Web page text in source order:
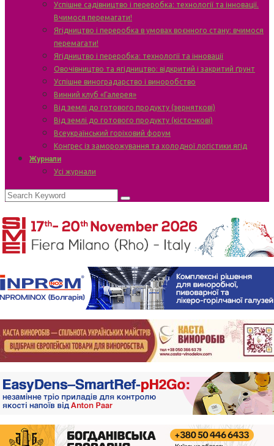
Успішне садівництво і переробка: технології та інновації.
Вчимося перемагати!
Ягідництво і переробка в умовах воєнного стану: вчимося
перемагати!
Ягідництво і переробка: технології та інновації
Овочівництво та ягідництво: відкритий і закритий ґрунт
Успішне виноградарство і виноробство
Винний клуб «Галерея»
Від землі до готового продукту (зерняткові)
Від землі до готового продукту (кісточкові)
Всеукраїнський горіховий форум
Конгрес із заморожування та холодної логістики ягід
Журнали
Усі журнали